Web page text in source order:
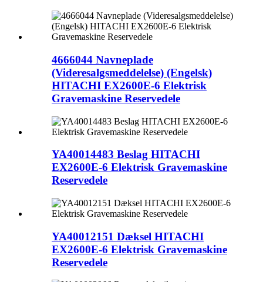
4666044 Navneplade
(Videresalgsmeddelelse) (Engelsk)
HITACHI EX2600E-6 Elektrisk
Gravemaskine Reservedele
YA40014483 Beslag HITACHI
EX2600E-6 Elektrisk Gravemaskine
Reservedele
YA40012151 Dæksel HITACHI
EX2600E-6 Elektrisk Gravemaskine
Reservedele